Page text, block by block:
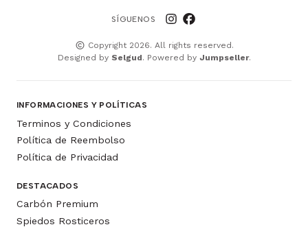
SÍGUENOS
Copyright 2026. All rights reserved.
Designed by Selgud. Powered by Jumpseller.
INFORMACIONES Y POLÍTICAS
Terminos y Condiciones
Política de Reembolso
Política de Privacidad
DESTACADOS
Carbón Premium
Spiedos Rosticeros